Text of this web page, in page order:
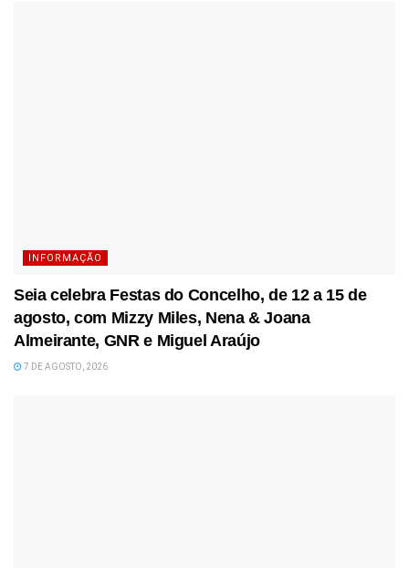
INFORMAÇÃO
Seia celebra Festas do Concelho, de 12 a 15 de
agosto, com Mizzy Miles, Nena & Joana
Almeirante, GNR e Miguel Araújo
7 DE AGOSTO, 2026